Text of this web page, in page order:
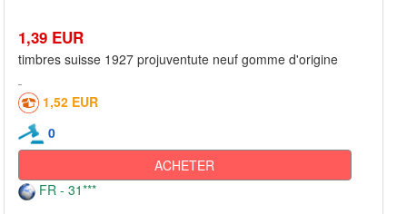
1,39 EUR
timbres suisse 1927 projuventute neuf gomme d'origine
1,52 EUR
0
ACHETER
FR - 31***